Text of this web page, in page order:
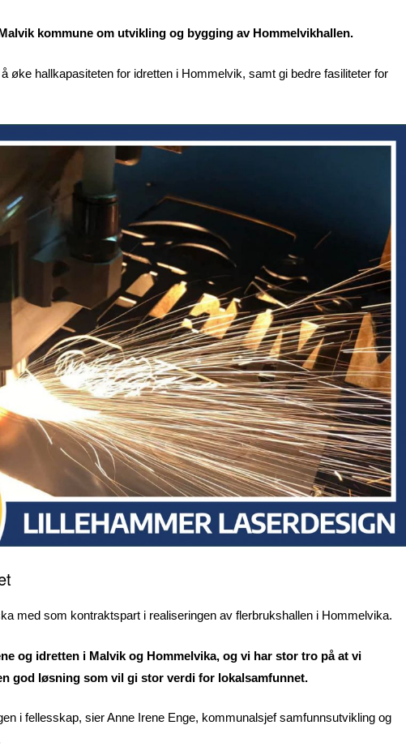
kommune om utvikling og bygging av Hommelvikhallen.
øke hallkapasiteten for idretten i Hommelvik, samt gi bedre fasiliteter for
med som kontraktspart i realiseringen av flerbrukshallen i Hommelvika.
og idretten i Malvik og Hommelvika, og vi har stor tro på at vi
god løsning som vil gi stor verdi for lokalsamfunnet.
i fellesskap, sier Anne Irene Enge, kommunalsjef samfunnsutvikling og